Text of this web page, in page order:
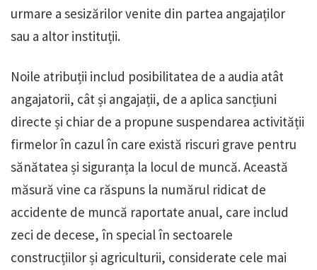
urmare a sesizărilor venite din partea angajaților
sau a altor instituții.
Noile atribuții includ posibilitatea de a audia atât
angajatorii, cât și angajații, de a aplica sancțiuni
directe și chiar de a propune suspendarea activității
firmelor în cazul în care există riscuri grave pentru
sănătatea și siguranța la locul de muncă. Această
măsură vine ca răspuns la numărul ridicat de
accidente de muncă raportate anual, care includ
zeci de decese, în special în sectoarele
construcțiilor și agriculturii, considerate cele mai